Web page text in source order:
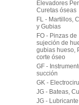
Elevadores
Curetas óseas
FL - Martillos,
y Gubias
FO - Pinzas de
sujeción de
gubias hueso,
corte óseo
GF -
succión
GK -
JG - Bateas,
JG - Lubricante